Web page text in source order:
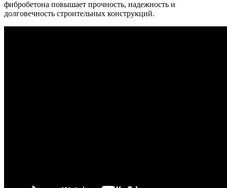
фибробетона повышает прочность, надежность и
долговечность строительных конструкций.